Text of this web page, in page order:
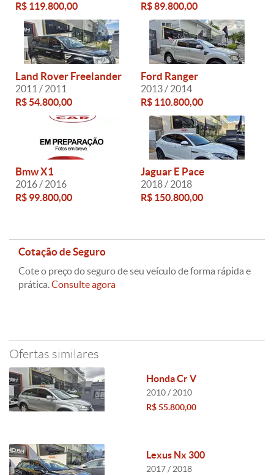
R$ 119.800,00
R$ 89.800,00
Land Rover Freelander
2011 / 2011
R$ 54.800,00
Ford Ranger
2013 / 2014
R$ 110.800,00
Bmw X1
2016 / 2016
R$ 99.800,00
Jaguar E Pace
2018 / 2018
R$ 150.800,00
Cotação de Seguro
Cote o preço do seguro de seu veículo de forma rápida e
prática.Consulte agora
Ofertas similares
Honda Cr V
2010 / 2010
R$ 55.800,00
Lexus Nx 300
2017 / 2018